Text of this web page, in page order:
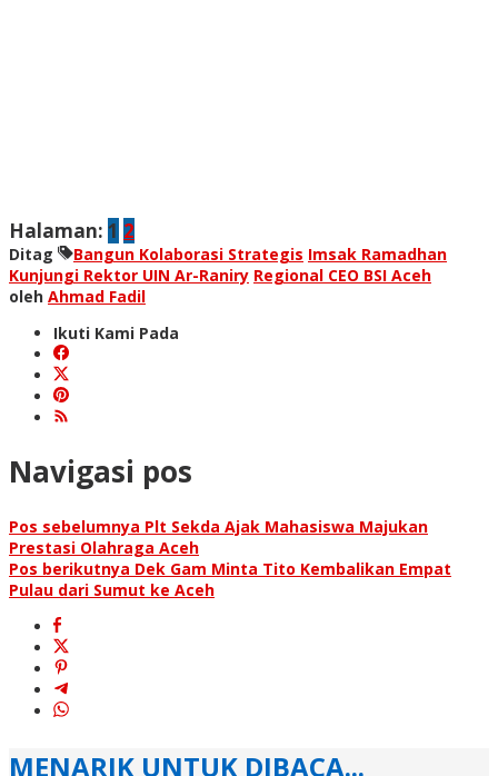
Halaman: 1 2
Ditag Bangun Kolaborasi Strategis Imsak Ramadhan
Kunjungi Rektor UIN Ar-Raniry Regional CEO BSI Aceh
oleh Ahmad Fadil
Ikuti Kami Pada
Navigasi pos
Pos sebelumnya Plt Sekda Ajak Mahasiswa Majukan
Prestasi Olahraga Aceh
Pos berikutnya Dek Gam Minta Tito Kembalikan Empat
Pulau dari Sumut ke Aceh
MENARIK UNTUK DIBACA...